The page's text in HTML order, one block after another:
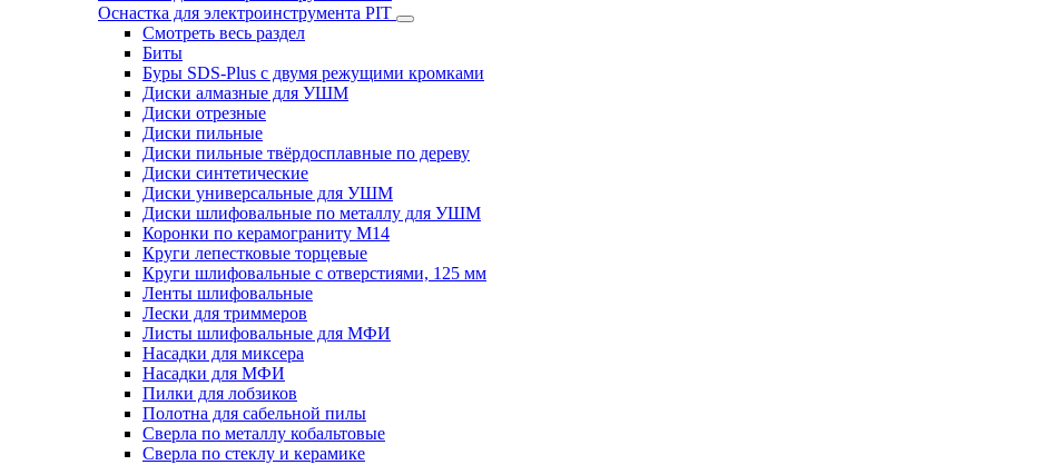
Оснастка для электроинструмента PIT
Смотреть весь раздел
Биты
Буры SDS-Plus c двумя режущими кромками
Диски алмазные для УШМ
Диски отрезные
Диски пильные
Диски пильные твёрдосплавные по дереву
Диски синтетические
Диски универсальные для УШМ
Диски шлифовальные по металлу для УШМ
Коронки по керамограниту M14
Круги лепестковые торцевые
Круги шлифовальные с отверстиями, 125 мм
Ленты шлифовальные
Лески для триммеров
Листы шлифовальные для МФИ
Насадки для миксера
Насадки для МФИ
Пилки для лобзиков
Полотна для сабельной пилы
Сверла по металлу кобальтовые
Сверла по стеклу и керамике